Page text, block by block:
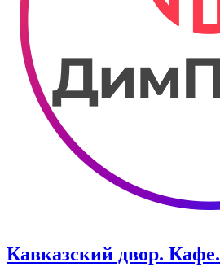
Кавказский двор. Кафе.